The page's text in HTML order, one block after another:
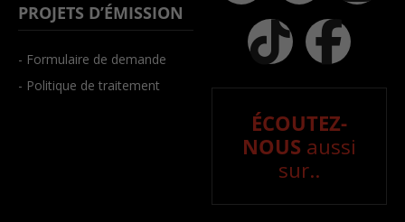
PROJETS D’ÉMISSION
- Formulaire de demande
- Politique de traitement
ÉCOUTEZ-
NOUS aussi
sur..